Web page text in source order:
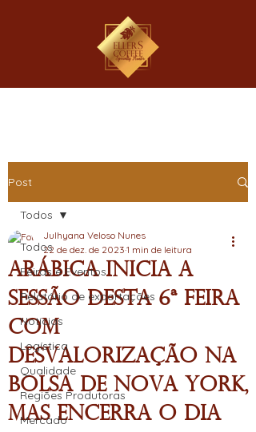
Post
Todos
Feiras e Eventos
Relatório de exportações
Notícias
Logística
Qualidade
Regiões Produtoras
Mercado
Todos
Arábica inicia a
sessão desta 6ª feira
com
desvalorização na
Bolsa de Nova York,
mas encerra o dia
Julhyana Veloso Nunes
22 de dez. de 2023 1 min de leitura